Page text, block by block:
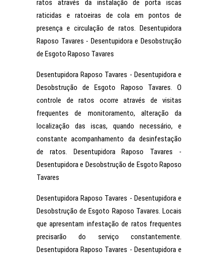
ratos através da instalação de porta iscas
raticidas e ratoeiras de cola em pontos de
presença e circulação de ratos. Desentupidora
Raposo Tavares - Desentupidora e Desobstrução
de Esgoto Raposo Tavares
Desentupidora Raposo Tavares - Desentupidora e
Desobstrução de Esgoto Raposo Tavares. O
controle de ratos ocorre através de visitas
frequentes de monitoramento, alteração da
localização das iscas, quando necessário, e
constante acompanhamento da desinfestação
de ratos. Desentupidora Raposo Tavares -
Desentupidora e Desobstrução de Esgoto Raposo
Tavares
Desentupidora Raposo Tavares - Desentupidora e
Desobstrução de Esgoto Raposo Tavares. Locais
que apresentam infestação de ratos frequentes
precisarão do serviço constantemente.
Desentupidora Raposo Tavares - Desentupidora e